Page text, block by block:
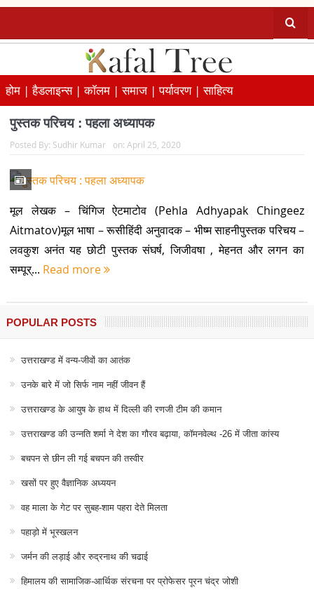
होम |हैडलाइन्स |कॉलम |समाज |पर्यावरण |साहित्य
पुस्तक परिचय : पहला अध्यापक
Posted By: Sudhir Kumar on: April 25, 2020
मूल लेखक – चिंगिज ऐटमाटोव (Pehla Adhyapak Chingeez
Aitmatov)मूल भाषा – रूसीहिंदी अनुवादक – भीष्म साहनीपुस्तक परिचय –
लवकुश अनंत यह छोटी पुस्तक संघर्ष, जिजीवषा , मेहनत और लगन का
सम्पूर्... Read more
POPULAR POSTS
उत्तराखण्ड में वन्य-जीवों का आतंक
उनके बारे में जो सिर्फ नाम नहीं जीवन हैं
उत्तराखण्ड के आयुष के हाथ में दिल्ली की रणजी टीम की कमान
उत्तराखण्ड की उन्नति शर्मा ने देश का गौरव बढ़ाया, कॉमनवेल्थ -26 में जीता कांस्य
बचपन से छीन ली गई बचपन की तस्वीर
खसों पर हुए वैज्ञानिक अध्ययन
वह माला के गेट पर सुबह-शाम पहरा देते मिलता
पहाड़ो में भूस्खलन
जर्मन की लड़ाई और रुद्रनाथ की चढाई
हिमालय की सामाजिक-आर्थिक संरचना पर प्रोफेसर पूरन चंद्र जोशी